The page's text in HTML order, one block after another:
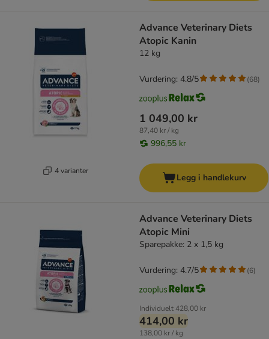
4 varianter
Advance Veterinary Diets
Atopic Kanin
12 kg
1 049,00 kr
87,40 kr / kg
996,55 kr
Vurdering: 4.8/5 (68)
Legg i handlekurv
Advance Veterinary Diets
Atopic Mini
Sparepakke: 2 x 1,5 kg
Individuelt428,00 kr
414,00 kr
138,00 kr / kg
Vurdering: 4.7/5 (6)